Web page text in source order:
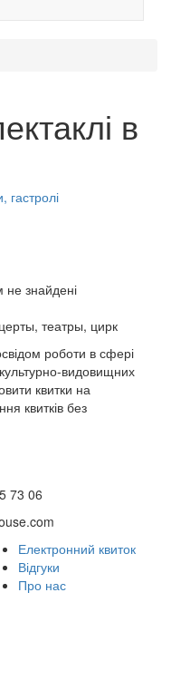
в
гастролі
не знайдені
роботи в сфері
видовищних
квитки на
квитків без
73 06
Електронний квиток
Відгуки
Про нас